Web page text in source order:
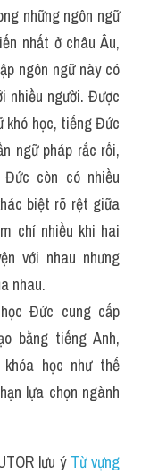
những ngôn ngữ
nhất ở châu Âu,
ngôn ngữ này có
nhiều người. Được
khó học, tiếng Đức
ngữ pháp rắc rối,
Đức còn có nhiều
biệt rõ rệt giữa
chí nhiều khi hai
với nhau nhưng
nhau.
Đức cung cấp
bằng tiếng Anh,
học như thế
lựa chọn ngành
lưu ý Từ vựng